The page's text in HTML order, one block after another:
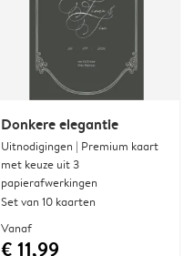
Donkere elegantie
Uitnodigingen | Premium kaart
met keuze uit 3
papierafwerkingen
Set van 10 kaarten
Vanaf
€ 11,99